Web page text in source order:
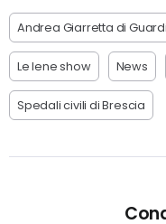
Andrea Giarretta di
Le Iene show News
Spedali civili di Brescia